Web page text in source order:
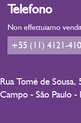
Telefono
Non effettuiamo
+55 (11) 4121-
Rua Tomé de
Campo - São Paulo